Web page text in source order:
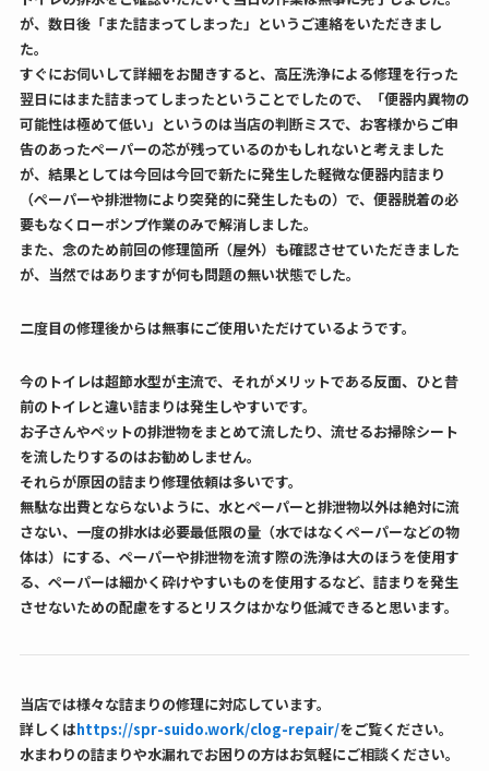
が、数日後「また詰まってしまった」というご連絡をいただきまし
た。
すぐにお伺いして詳細をお聞きすると、高圧洗浄による修理を行った
翌日にはまた詰まってしまったということでしたので、「便器内異物の
可能性は極めて低い」というのは当店の判断ミスで、お客様からご申
告のあったペーパーの芯が残っているのかもしれないと考えました
が、結果としては今回は今回で新たに発生した軽微な便器内詰まり
（ペーパーや排泄物により突発的に発生したもの）で、便器脱着の必
要もなくローポンプ作業のみで解消しました。
また、念のため前回の修理箇所（屋外）も確認させていただきました
が、当然ではありますが何も問題の無い状態でした。
二度目の修理後からは無事にご使用いただけているようです。
今のトイレは超節水型が主流で、それがメリットである反面、ひと昔
前のトイレと違い詰まりは発生しやすいです。
お子さんやペットの排泄物をまとめて流したり、流せるお掃除シート
を流したりするのはお勧めしません。
それらが原因の詰まり修理依頼は多いです。
無駄な出費とならないように、水とペーパーと排泄物以外は絶対に流
さない、一度の排水は必要最低限の量（水ではなくペーパーなどの物
体は）にする、ペーパーや排泄物を流す際の洗浄は大のほうを使用す
る、ペーパーは細かく砕けやすいものを使用するなど、詰まりを発生
させないための配慮をするとリスクはかなり低減できると思います。
当店では様々な詰まりの修理に対応しています。
詳しくはhttps://spr-suido.work/clog-repair/をご覧ください。
水まわりの詰まりや水漏れでお困りの方はお気軽にご相談ください。